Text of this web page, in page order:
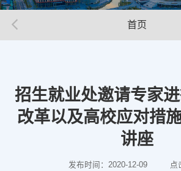
首页
招生就业处邀请专家
改革以及高校应对措
讲座
发布时间：2020-12-09 点